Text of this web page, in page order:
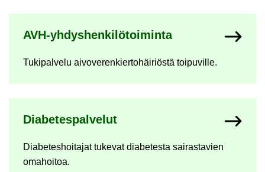
AVH-​yhdyshenkilötoiminta
Tu­ki­pal­ve­lu ai­vo­ve­ren­kier­to­häi­riös­tä toi­pu­vil­le.
Dia­be­tes­pal­ve­lut
Dia­be­tes­hoi­ta­jat tu­ke­vat dia­be­tes­ta sai­ras­ta­vien
oma­hoi­toa.